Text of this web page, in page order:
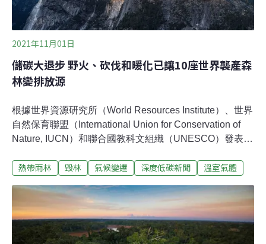
2021年11月01日
儲碳大退步 野火、砍伐和暖化已讓10座世界襲產森
林變排放源
根據世界資源研究所（World Resources Institute）、世界
自然保育聯盟（International Union for Conservation of
Nature, IUCN）和聯合國教科文組織（UNESCO）發表的
化，至少有10個聯合國世界襲產中的森林已成為淨碳排放
研究，美國優勝美地國家公園、澳洲藍山和印尼蘇門答臘
熱帶雨林等保護區的碳排放量已超過吸收量。未來幾十
年，預計還有更多森林將從碳匯轉變為碳源。所有的聯合
國世界襲產的總和仍是個巨大的碳儲存庫，其中包含面積
熱帶雨林 毀林 氣候變遷 深度低碳新聞 溫室氣體